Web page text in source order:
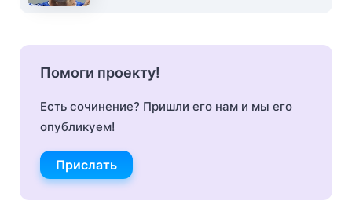
Помоги проекту!
Есть сочинение? Пришли его нам и мы его
опубликуем!
Прислать